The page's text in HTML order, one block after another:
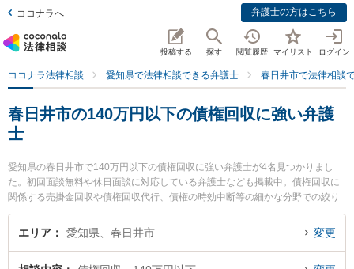
ココナラへ 弁護士の方はこちら
投稿する 探す 閲覧履歴 マイリスト ログイン
ココナラ法律相談 愛知県で法律相談できる弁護士 春日井市で法律相談
春日井市の140万円以下の債権回収に強い弁護
士
愛知県の春日井市で140万円以下の債権回収に強い弁護士が4名見つかりまし
た。初回面談無料や休日面談に対応している弁護士なども掲載中。債権回収に
関係する売掛金回収や債権回収代行、債権の時効中断等の細かな分野での絞り
込み検索もでき便利です。特に弁護士法人中部法律事務所 春日井事務所の尾中
翔弁護士や旭合同法律事務所 春日井事務所の前田 大樹弁護士、高蔵寺駅前法律
エリア 愛知県、春日井市 変更